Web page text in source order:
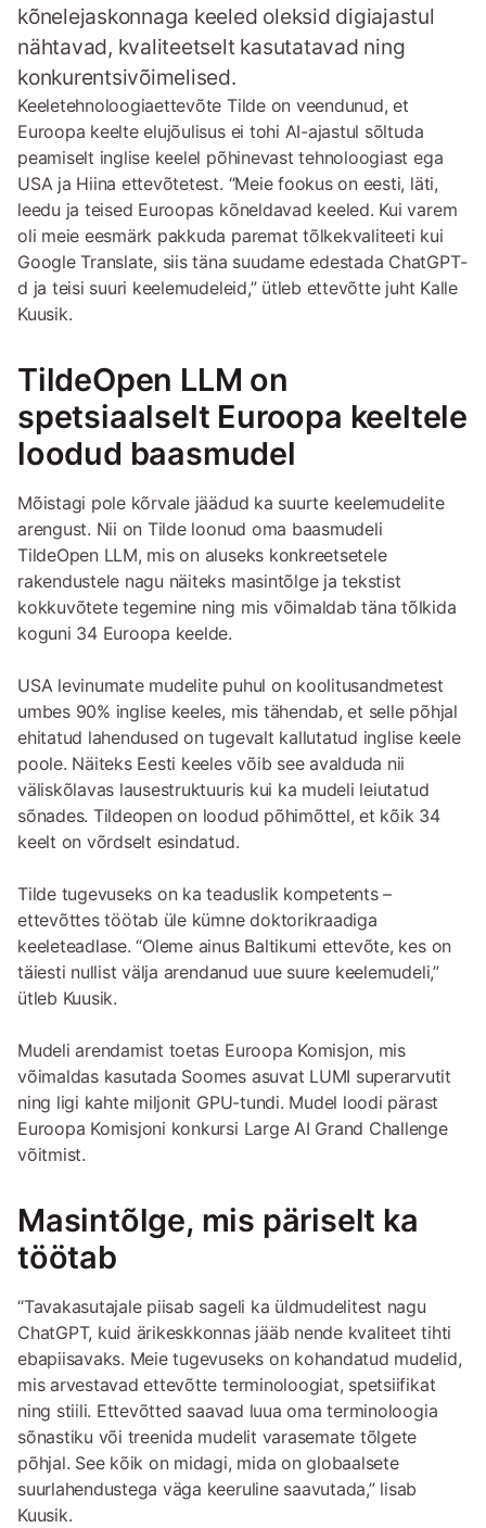
kõnelejaskonnaga keeled oleksid digiajastul
nähtavad, kvaliteetselt kasutatavad ning
konkurentsivõimelised.
Keeletehnoloogiaettevõte Tilde on veendunud, et
Euroopa keelte elujõulisus ei tohi AI-ajastul sõltuda
peamiselt inglise keelel põhinevast tehnoloogiast ega
USA ja Hiina ettevõtetest. “Meie fookus on eesti, läti,
leedu ja teised Euroopas kõneldavad keeled. Kui varem
oli meie eesmärk pakkuda paremat tõlkekvaliteeti kui
Google Translate, siis täna suudame edestada ChatGPT-
d ja teisi suuri keelemudeleid,” ütleb ettevõtte juht Kalle
Kuusik.
TildeOpen LLM on
spetsiaalselt Euroopa keeltele
loodud baasmudel
Mõistagi pole kõrvale jäädud ka suurte keelemudelite
arengust. Nii on Tilde loonud oma baasmudeli
TildeOpen LLM, mis on aluseks konkreetsetele
rakendustele nagu näiteks masintõlge ja tekstist
kokkuvõtete tegemine ning mis võimaldab täna tõlkida
koguni 34 Euroopa keelde.
USA levinumate mudelite puhul on koolitusandmetest
umbes 90% inglise keeles, mis tähendab, et selle põhjal
ehitatud lahendused on tugevalt kallutatud inglise keele
poole. Näiteks Eesti keeles võib see avalduda nii
väliskõlavas lausestruktuuris kui ka mudeli leiutatud
sõnades. Tildeopen on loodud põhimõttel, et kõik 34
keelt on võrdselt esindatud.
Tilde tugevuseks on ka teaduslik kompetents –
ettevõttes töötab üle kümne doktorikraadiga
keeleteadlase. “Oleme ainus Baltikumi ettevõte, kes on
täiesti nullist välja arendanud uue suure keelemudeli,”
ütleb Kuusik.
Mudeli arendamist toetas Euroopa Komisjon, mis
võimaldas kasutada Soomes asuvat LUMI superarvutit
ning ligi kahte miljonit GPU-tundi. Mudel loodi pärast
Euroopa Komisjoni konkursi Large AI Grand Challenge
võitmist.
Masintõlge, mis päriselt ka
töötab
“Tavakasutajale piisab sageli ka üldmudelitest nagu
ChatGPT, kuid ärikeskkonnas jääb nende kvaliteet tihti
ebapiisavaks. Meie tugevuseks on kohandatud mudelid,
mis arvestavad ettevõtte terminoloogiat, spetsiifikat
ning stiili. Ettevõtted saavad luua oma terminoloogia
sõnastiku või treenida mudelit varasemate tõlgete
põhjal. See kõik on midagi, mida on globaalsete
suurlahendustega väga keeruline saavutada,” lisab
Kuusik.